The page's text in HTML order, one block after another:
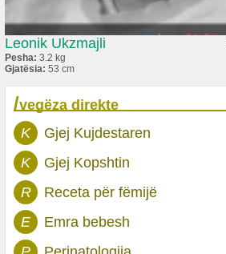
Leonik Ukzmajli
Pesha: 3.2 kg
Gjatësia: 53 cm
/vegëza direkte
K
Gjej Kujdestaren
K
Gjej Kopshtin
R
Receta për fëmijë
E
Emra bebesh